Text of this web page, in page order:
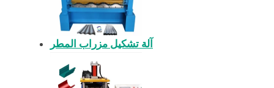
آلة تشكيل مزراب المطر